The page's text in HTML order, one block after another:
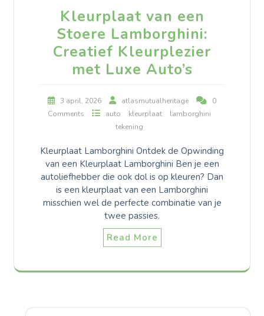
Kleurplaat van een
Stoere Lamborghini:
Creatief Kleurplezier
met Luxe Auto’s
3 april, 2026 atlasmutualheritage
0
Comments
auto kleurplaat
lamborghini
tekening
Kleurplaat Lamborghini Ontdek de Opwinding
van een Kleurplaat Lamborghini Ben je een
autoliefhebber die ook dol is op kleuren? Dan
is een kleurplaat van een Lamborghini
misschien wel de perfecte combinatie van je
twee passies.
Read More